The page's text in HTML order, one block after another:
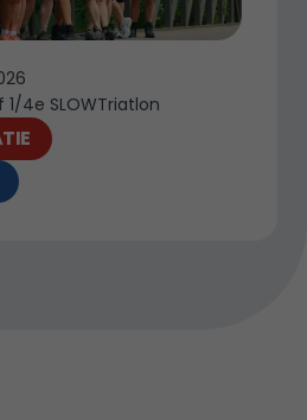
1/4e SLOWTriatlon